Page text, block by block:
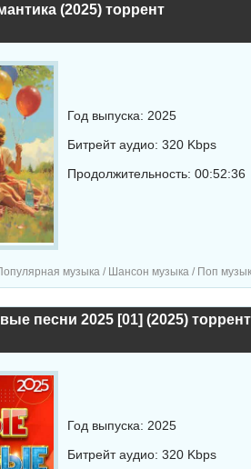
(2025) торрент
Год выпуска: 2025
Битрейт аудио: 320 Kbps
Продолжительность: 00:52:36
музыка / Шансон музыка / Поп
песни 2025 [01] (2025) торрент
Год выпуска: 2025
Битрейт аудио: 320 Kbps